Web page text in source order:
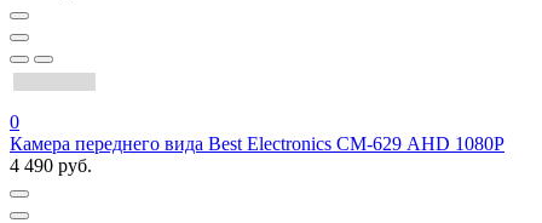
0
Камера переднего вида Best Electronics СМ-629 AHD 1080P
4 490 руб.